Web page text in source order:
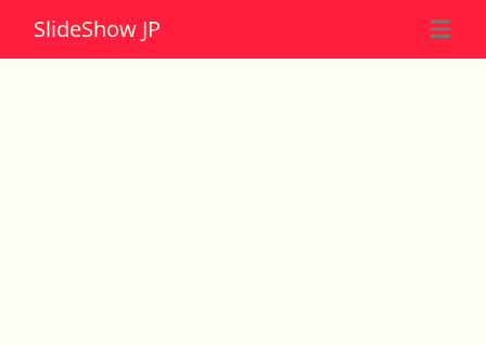
SlideShow JP ☰